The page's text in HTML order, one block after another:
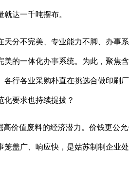
达一千吨摆布。
不完美、专业能力不脚、办事
的一体化办事系统。为此，聚焦
行各业采购朴直在挑选合做印刷
要求也持续提拔？
值废料的经济潜力。价钱更公
盖广、响应快，是姑苏制制企业